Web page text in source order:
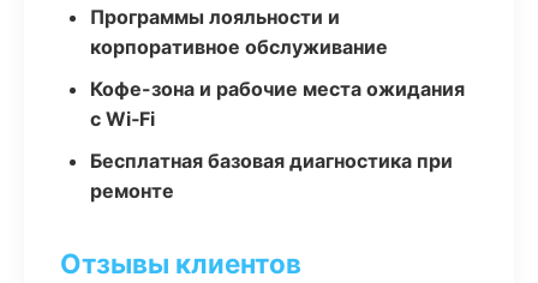
Программы лояльности и
корпоративное обслуживание
Кофе-зона и рабочие места ожидания
с Wi‑Fi
Бесплатная базовая диагностика при
ремонте
Отзывы клиентов